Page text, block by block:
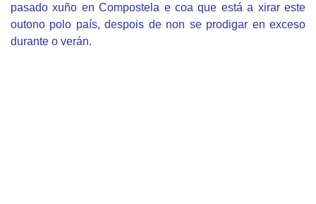
pasado xuño en Compostela e coa que está a xirar este
outono polo país, despois de non se prodigar en exceso
durante o verán.